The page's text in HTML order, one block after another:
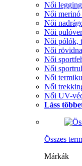
Női
Női merinó
Női
Női
Női pólók,
Női
Női
Női
Női
Női
Női UV-
Láss
Összes
Márkák